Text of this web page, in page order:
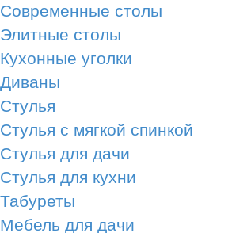
Современные столы
Элитные столы
Кухонные уголки
Диваны
Стулья
Стулья с мягкой спинкой
Стулья для дачи
Стулья для кухни
Табуреты
Мебель для дачи